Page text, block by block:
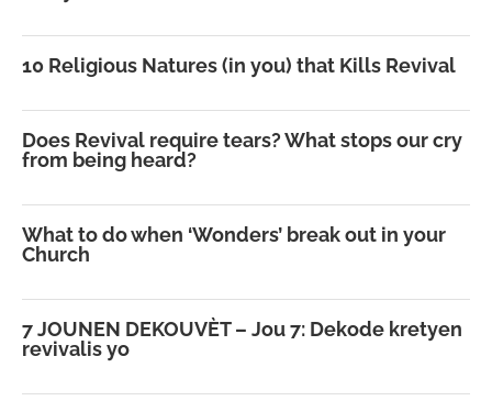
10 Religious Natures (in you) that Kills Revival
Does Revival require tears? What stops our cry
from being heard?
What to do when ‘Wonders’ break out in your
Church
7 JOUNEN DEKOUVÈT – Jou 7: Dekode kretyen
revivalis yo